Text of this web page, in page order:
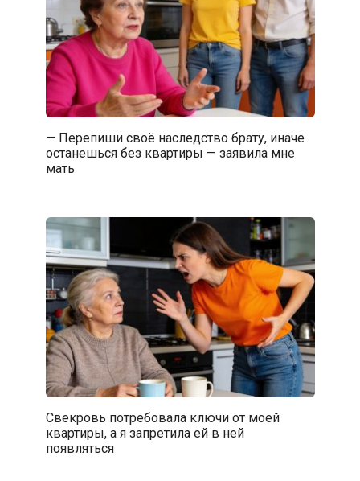
— Перепиши своё наследство брату, иначе
останешься без квартиры — заявила мне
мать
Свекровь потребовала ключи от моей
квартиры, а я запретила ей в ней
появляться